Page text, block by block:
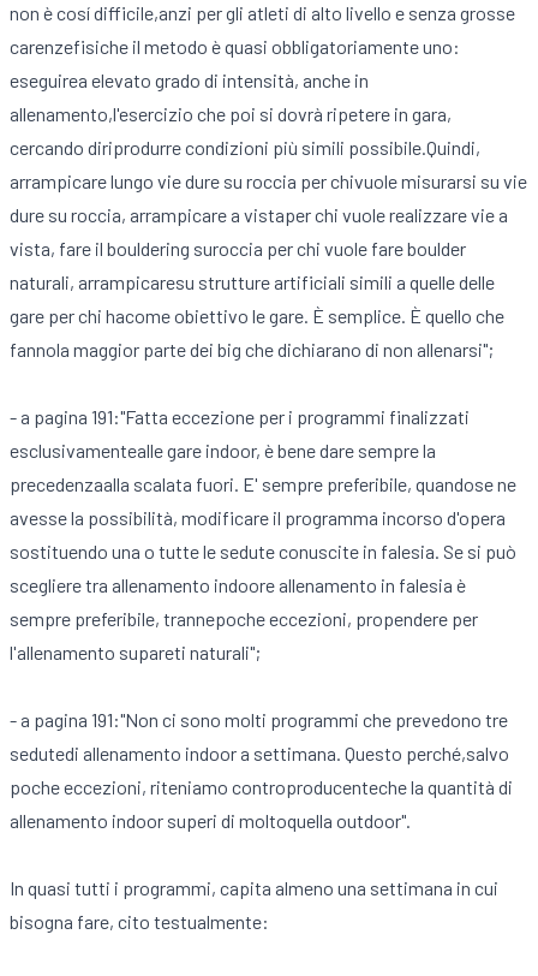
non è cosí difficile,anzi per gli atleti di alto livello e senza grosse
carenzefisiche il metodo è quasi obbligatoriamente uno:
eseguirea elevato grado di intensità, anche in
allenamento,l'esercizio che poi si dovrà ripetere in gara,
cercando diriprodurre condizioni più simili possibile.Quindi,
arrampicare lungo vie dure su roccia per chivuole misurarsi su vie
dure su roccia, arrampicare a vistaper chi vuole realizzare vie a
vista, fare il bouldering suroccia per chi vuole fare boulder
naturali, arrampicaresu strutture artificiali simili a quelle delle
gare per chi hacome obiettivo le gare. È semplice. È quello che
fannola maggior parte dei big che dichiarano di non allenarsi";
- a pagina 191:"Fatta eccezione per i programmi finalizzati
esclusivamentealle gare indoor, è bene dare sempre la
precedenzaalla scalata fuori. E' sempre preferibile, quandose ne
avesse la possibilità, modificare il programma incorso d'opera
sostituendo una o tutte le sedute conuscite in falesia. Se si può
scegliere tra allenamento indoore allenamento in falesia è
sempre preferibile, trannepoche eccezioni, propendere per
l'allenamento supareti naturali";
- a pagina 191:"Non ci sono molti programmi che prevedono tre
sedutedi allenamento indoor a settimana. Questo perché,salvo
poche eccezioni, riteniamo controproducenteche la quantità di
allenamento indoor superi di moltoquella outdoor".
In quasi tutti i programmi, capita almeno una settimana in cui
bisogna fare, cito testualmente: